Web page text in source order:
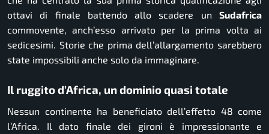
ottavi di finale battendo allo scadere un Sudafrica
commovente, anch’esso arrivato per la prima volta ai
sedicesimi. Storie che prima dell’allargamento sarebbero
state impossibili anche solo da immaginare.
Il ruggito d’Africa, un dominio quasi totale
Nessun continente ha beneficiato dell’effetto 48 come
l’Africa. Il dato finale dei gironi è impressionante e